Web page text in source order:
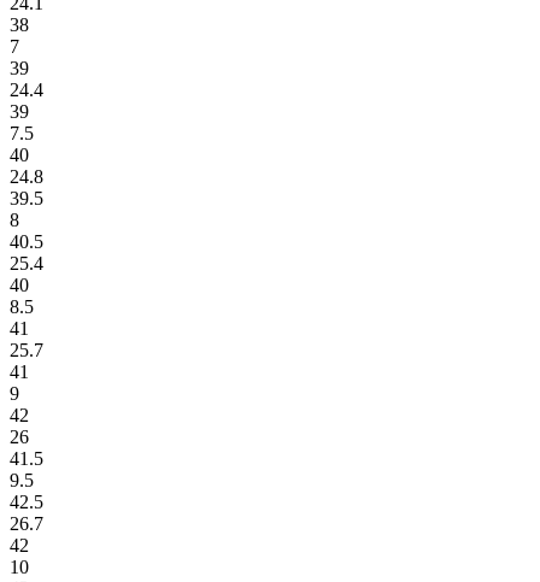
38
7
39
24.4
39
7.5
40
24.8
39.5
8
40.5
25.4
40
8.5
41
25.7
41
9
42
26
41.5
9.5
42.5
26.7
42
10